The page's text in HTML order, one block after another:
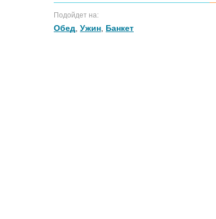
Подойдет на:
Обед Ужин Банкет